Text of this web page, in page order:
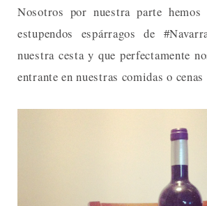
Nosotros por nuestra parte hemos
estupendos espárragos de
nuestra cesta y que perfectamente
entrante en nuestras comidas o